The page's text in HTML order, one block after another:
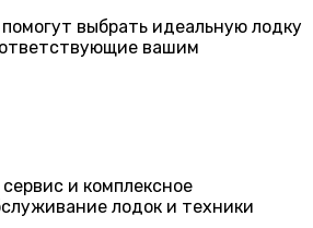
выбрать идеальную лодку
вашим
и комплексное
лодок и техники